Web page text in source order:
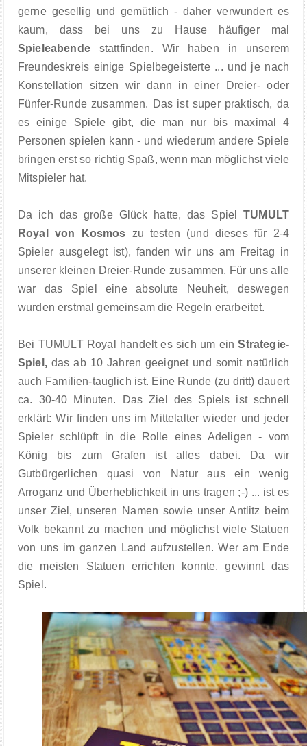
gerne gesellig und gemütlich - daher verwundert es
kaum, dass bei uns zu Hause häufiger mal
Spieleabendestattfinden. Wir haben in unserem
Freundeskreis einige Spielbegeisterte ... und je nach
Konstellation sitzen wir dann in einer Dreier- oder
Fünfer-Runde zusammen. Das ist super praktisch, da
es einige Spiele gibt, die man nur bis maximal 4
Personen spielen kann - und wiederum andere Spiele
bringen erst so richtig Spaß, wenn man möglichst viele
Mitspieler hat.
Da ich das große Glück hatte, das SpielTUMULT
Royal von Kosmos zu testen (und dieses für 2-4
Spieler ausgelegt ist), fanden wir uns am Freitag in
unserer kleinen Dreier-Runde zusammen. Für uns alle
war das Spiel eine absolute Neuheit, deswegen
wurden erstmal gemeinsam die Regeln erarbeitet.
Bei TUMULT Royal handelt es sich um einStrategie-
Spiel,das ab 10 Jahren geeignet und somit natürlich
auch Familien-tauglich ist. Eine Runde (zu dritt) dauert
ca. 30-40 Minuten. Das Ziel des Spiels ist schnell
erklärt: Wir finden uns im Mittelalter wieder und jeder
Spieler schlüpft in die Rolle eines Adeligen - vom
König bis zum Grafen ist alles dabei. Da wir
Gutbürgerlichen quasi von Natur aus ein wenig
Arroganz und Überheblichkeit in uns tragen ;-) ... ist es
unser Ziel, unseren Namen sowie unser Antlitz beim
Volk bekannt zu machen und möglichst viele Statuen
von uns im ganzen Land aufzustellen. Wer am Ende
die meisten Statuen errichten konnte, gewinnt das
Spiel.